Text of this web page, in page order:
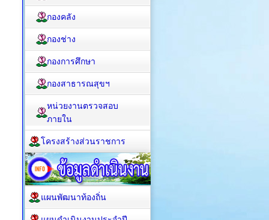
กองคลัง
กองช่าง
กองการศึกษา
กองสาธารณสุขฯ
หน่วยงานตรวจสอบ
ภายใน
โครงสร้างส่วนราชการ
แผนพัฒนาท้องถิ่น